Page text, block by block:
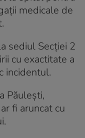
medicale de
sediul Secţiei 2
cu exactitate a
incidentul.
Păuleşti,
fi aruncat cu